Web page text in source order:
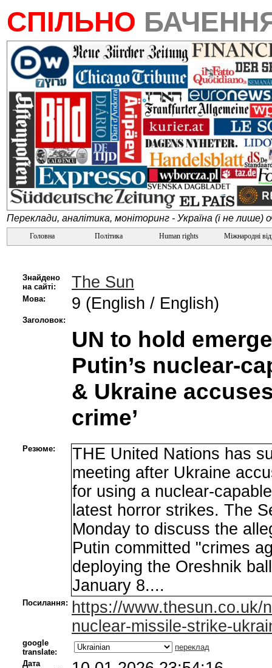
СПІЛЬНО
Переклади, аналітика, моніторинг - Україна (і не лише)
Головна Політика Human rights Міжнародні
Знайдено
на сайті:
The Sun
Мова: 9 (English / English)
Заголовок:
UN to hold
Putin’s nuclear-
& Ukraine
crime’
Резюме:
THE United Nations has
meeting after Ukraine
for using a nuclear-
latest horror strikes. The
Monday to discuss the
Putin committed "crimes
deploying the Oreshnik
January 8....
Посилання:
https://www.thesun.co.uk/
nuclear-missile-strike-
google
translate:
переклад
Дата